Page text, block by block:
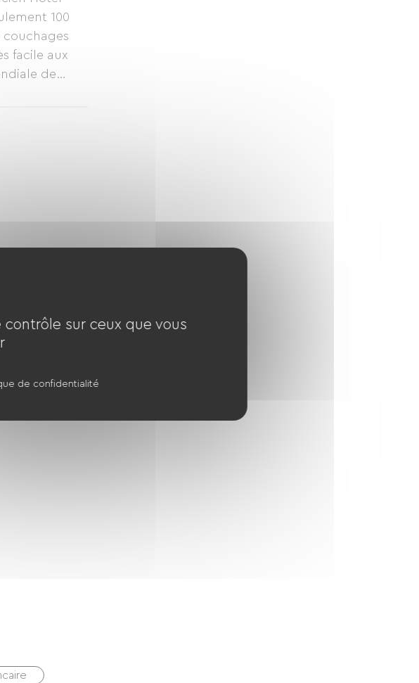
100
facile aux
de
sur ceux que vous
de confidentialité